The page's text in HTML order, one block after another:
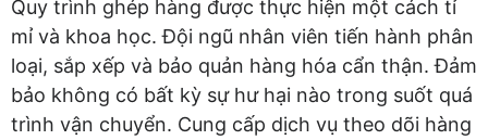
Quy trình ghép hàng được thực hiện một cách tỉ
mỉ và khoa học. Đội ngũ nhân viên tiến hành phân
loại, sắp xếp và bảo quản hàng hóa cẩn thận. Đảm
bảo không có bất kỳ sự hư hại nào trong suốt quá
trình vận chuyển. Cung cấp dịch vụ theo dõi hàng